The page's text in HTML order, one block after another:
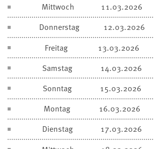
Mittwoch
11.03.2026
Donnerstag
12.03.2026
Freitag
13.03.2026
Samstag
14.03.2026
Sonntag
15.03.2026
Montag
16.03.2026
Dienstag
17.03.2026